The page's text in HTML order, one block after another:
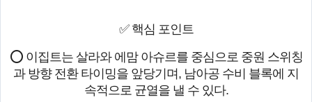
✅ 핵심 포인트
⭕ 이집트는 살라와 에맘 아슈르를 중심으로 중원 스위칭
과 방향 전환 타이밍을 앞당기며, 남아공 수비 블록에 지
속적으로 균열을 낼 수 있다.